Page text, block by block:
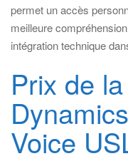
permet un accès
meilleure
intégration technique
Prix de
Voice